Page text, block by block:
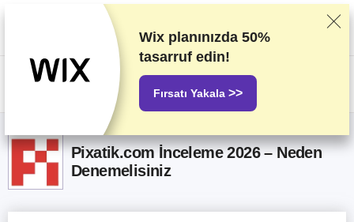
Sağlayıcıları titizlikle gerçekleştirdiğimiz test ve araştırmaları baz alarak
sıralandırıyoruz. Sıralama konusunda sağlayıcılarla olan ticari
anlaşmalarımızı da dikkate alıyoruz. Bu sayfada ortaklık yapılan
sağlayıcıların bağlantıları içeriyor. Reklam Açıklamaları
US$
Pixatik.com İnceleme 2026 – Neden
Denemelisiniz
Wix planınızda 50%
tasarruf edin!
Fırsatı Yakala >>